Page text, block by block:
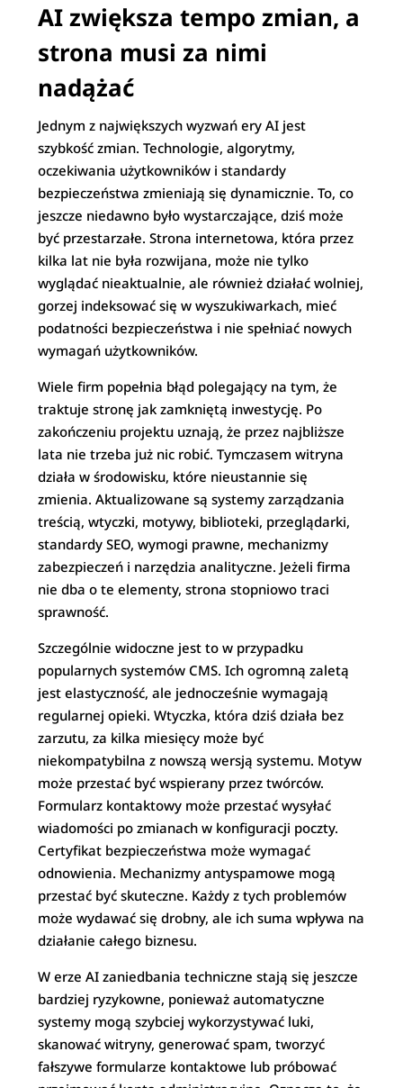
AI zwiększa tempo zmian, a
strona musi za nimi
nadążać
Jednym z największych wyzwań ery AI jest
szybkość zmian. Technologie, algorytmy,
oczekiwania użytkowników i standardy
bezpieczeństwa zmieniają się dynamicznie. To, co
jeszcze niedawno było wystarczające, dziś może
być przestarzałe. Strona internetowa, która przez
kilka lat nie była rozwijana, może nie tylko
wyglądać nieaktualnie, ale również działać wolniej,
gorzej indeksować się w wyszukiwarkach, mieć
podatności bezpieczeństwa i nie spełniać nowych
wymagań użytkowników.
Wiele firm popełnia błąd polegający na tym, że
traktuje stronę jak zamkniętą inwestycję. Po
zakończeniu projektu uznają, że przez najbliższe
lata nie trzeba już nic robić. Tymczasem witryna
działa w środowisku, które nieustannie się
zmienia. Aktualizowane są systemy zarządzania
treścią, wtyczki, motywy, biblioteki, przeglądarki,
standardy SEO, wymogi prawne, mechanizmy
zabezpieczeń i narzędzia analityczne. Jeżeli firma
nie dba o te elementy, strona stopniowo traci
sprawność.
Szczególnie widoczne jest to w przypadku
popularnych systemów CMS. Ich ogromną zaletą
jest elastyczność, ale jednocześnie wymagają
regularnej opieki. Wtyczka, która dziś działa bez
zarzutu, za kilka miesięcy może być
niekompatybilna z nowszą wersją systemu. Motyw
może przestać być wspierany przez twórców.
Formularz kontaktowy może przestać wysyłać
wiadomości po zmianach w konfiguracji poczty.
Certyfikat bezpieczeństwa może wymagać
odnowienia. Mechanizmy antyspamowe mogą
przestać być skuteczne. Każdy z tych problemów
może wydawać się drobny, ale ich suma wpływa na
działanie całego biznesu.
W erze AI zaniedbania techniczne stają się jeszcze
bardziej ryzykowne, ponieważ automatyczne
systemy mogą szybciej wykorzystywać luki,
skanować witryny, generować spam, tworzyć
fałszywe formularze kontaktowe lub próbować